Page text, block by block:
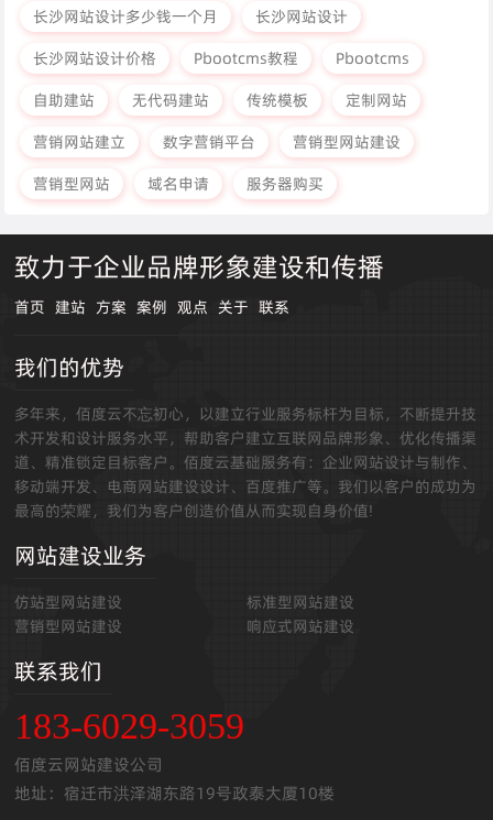
长沙网站设计多少钱一个月
长沙网站设计
长沙网站设计价格
Pbootcms教程
Pbootcms
自助建站
无代码建站 传统模板
定制网站
营销网站建立
数字营销平台
营销型网站建设
营销型网站
域名申请 服务器购买
致力于企业品牌形象建设和传播
首页 建站 方案 案例 观点 关于 联系
我们的优势
多年来，佰度云不忘初心，以建立行业服务标杆为目标，不断提升技
术开发和设计服务水平，帮助客户建立互联网品牌形象、优化传播渠
道、精准锁定目标客户。佰度云基础服务有：企业网站设计与制作、
移动端开发、电商网站建设设计、百度推广等。我们以客户的成功为
最高的荣耀，我们为客户创造价值从而实现自身价值!
网站建设业务
仿站型网站建设
标准型网站建设
营销型网站建设
响应式网站建设
联系我们
183-6029-3059
佰度云网站建设公司
地址：宿迁市洪泽湖东路19号政泰大厦10楼